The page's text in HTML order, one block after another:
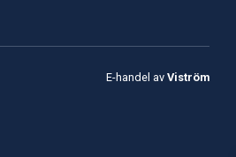
E-handel av Viström